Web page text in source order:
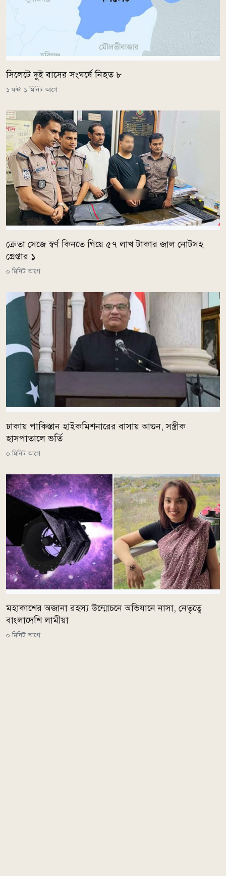
সিলেটে দুই বাসের সংঘর্ষে নিহত ৮
১ ঘন্টা ১ মিনিট আগে
ক্রেতা সেজে স্বর্ণ কিনতে গিয়ে ৫৭ লাখ টাকার জাল নোটসহ
গ্রেপ্তার ১
০ মিনিট আগে
ঢাকায় পাকিস্তান হাইকমিশনারের বাসায় আগুন, সস্ত্রীক
হাসপাতালে ভর্তি
০ মিনিট আগে
মহাকাশের অজানা রহস্য উন্মোচনে অভিযানে নাসা, নেতৃত্বে
বাংলাদেশি লামীয়া
০ মিনিট আগে